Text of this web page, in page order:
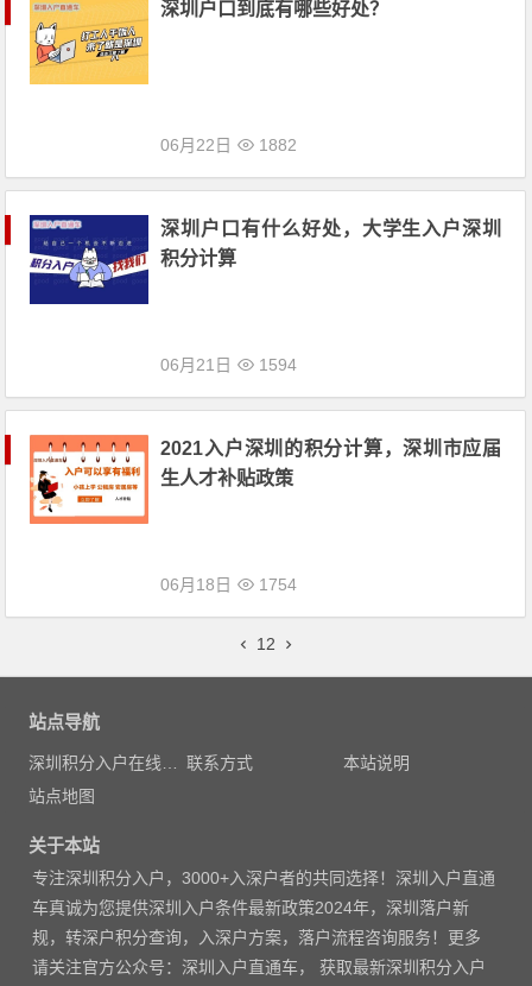
深圳户口到底有哪些好处？
06月22日 1882
深圳户口有什么好处，大学生入户深圳
积分计算
06月21日 1594
2021入户深圳的积分计算，深圳市应届
生人才补贴政策
06月18日 1754
1 2
站点导航
联系方式
本站说明
站点地图
关于本站
专注深圳积分入户 ，3000+入深户者的共同选择！深圳入户直通
车真诚为您提供深圳入户条件最新政策2024年，深圳落户新
规，转深户积分查询，入深户方案，落户流程咨询服务！更多
请关注官方公众号：深圳入户直通车， 获取最新深圳积分入户